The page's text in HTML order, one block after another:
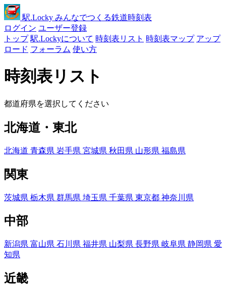
駅.Locky みんなでつくる鉄道時刻表
ログイン ユーザー登録
トップ 駅.Lockyについて 時刻表リスト 時刻表マップ アップ
ロード フォーラム 使い方
時刻表リスト
都道府県を選択してください
北海道・東北
北海道 青森県 岩手県 宮城県 秋田県 山形県 福島県
関東
茨城県 栃木県 群馬県 埼玉県 千葉県 東京都 神奈川県
中部
新潟県 富山県 石川県 福井県 山梨県 長野県 岐阜県 静岡県 愛
知県
近畿